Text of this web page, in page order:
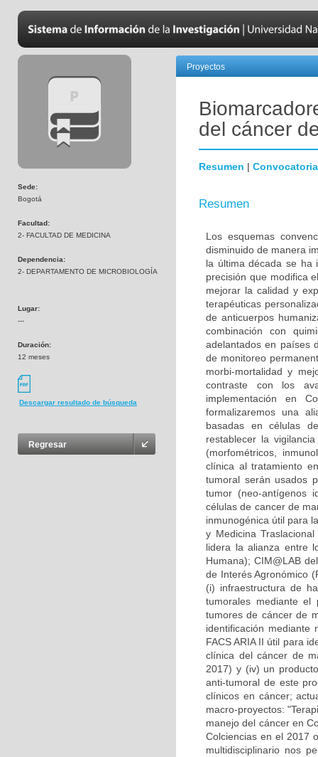
Sede:
Bogotá
Facultad:
2- FACULTAD DE MEDICINA
Dependencia:
2- DEPARTAMENTO DE MICROBIOLOGÍA
Lugar:
---
Duración:
12 meses
Descargar resultado de búsqueda
Regresar
Proyectos
del cáncer
Resumen | Convocatoria
Resumen
Los esquemas
disminuido de manera
la última década se ha
precisión que modifica
mejorar la calidad y
terapéuticas
de anticuerpos
combinación con
adelantados en países
de monitoreo
morbi-mortalidad y
contraste con los
implementación en
formalizaremos una
basadas en células
restablecer la
(morfométricos,
clínica al tratamiento
tumoral serán usados
tumor (neo-antígenos
células de cancer de
inmunogénica útil para
y Medicina
lidera la alianza entre
Humana); CIM@LAB
de Interés Agronómico
(i) infraestructura de
tumorales mediante el
tumores de cáncer de
identificación
FACS ARIA II útil para
clínica del cáncer de
2017) y (iv) un
anti-tumoral de este
clínicos en cáncer;
macro-proyectos:
manejo del cáncer en
Colciencias en el 2017
multidisciplinario nos